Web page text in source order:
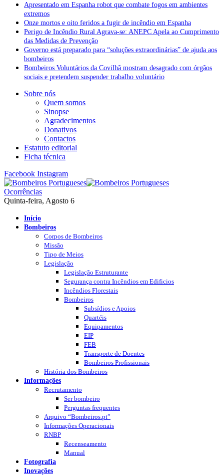
Apresentado em Espanha robot que combate fogos em ambientes
extremos
Onze mortos e oito feridos a fugir de incêndio em Espanha
Perigo de Incêndio Rural Agrava-se: ANEPC Apela ao Cumprimento
das Medidas de Prevenção
Governo está preparado para “soluções extraordinárias” de ajuda aos
bombeiros
Bombeiros Voluntários da Covilhã mostram desagrado com órgãos
sociais e pretendem suspender trabalho voluntário
Sobre nós
Quem somos
Sinopse
Agradecimentos
Donativos
Contactos
Estatuto editorial
Ficha técnica
Facebook Instagram
Ocorrências
Quinta-feira, Agosto 6
Início
Bombeiros
Corpos de Bombeiros
Missão
Tipo de Meios
Legislação
Legislação Estruturante
Segurança contra Incêndios em Edificios
Incêndios Florestais
Bombeiros
Subsídios e Apoios
Quartéis
Equipamentos
EIP
FEB
Transporte de Doentes
Bombeiros Profissionais
História dos Bombeiros
Informações
Recrutamento
Ser bombeiro
Perguntas frequentes
Arquivo “Bombeiros.pt”
Informações Operacionais
RNBP
Recenseamento
Manual
Fotografia
Inovações